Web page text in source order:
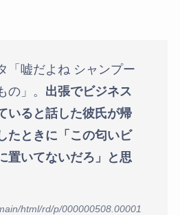
「嘘だよね シャンプー
の」。 出張でビジネス
いると話した彼氏が帰
たときに「この匂いビ
置いてないだろ」と思
html/rd/p/000000508.00001